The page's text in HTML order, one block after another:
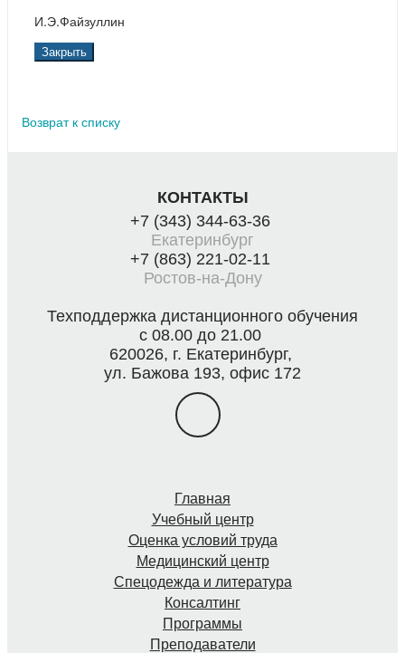
И.Э.Файзуллин
Закрыть
Возврат к списку
КОНТАКТЫ
+7 (343) 344-63-36
Екатеринбург
+7 (863) 221-02-11
Ростов-на-Дону
Техподдержка дистанционного обучения
с 08.00 до 21.00
620026, г. Екатеринбург,
ул. Бажова 193, офис 172
Главная
Учебный центр
Оценка условий труда
Медицинский центр
Спецодежда и литература
Консалтинг
Программы
Преподаватели